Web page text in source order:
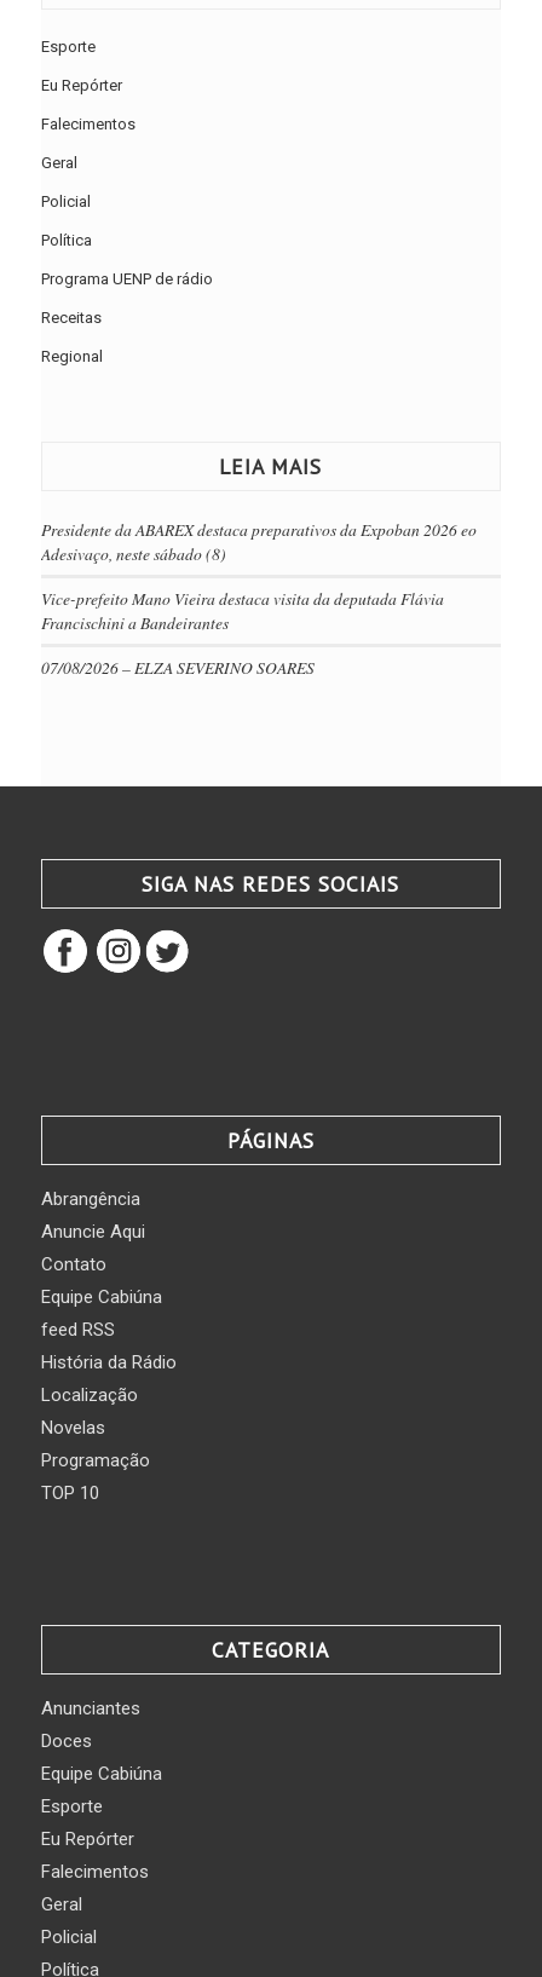
Esporte
Eu Repórter
Falecimentos
Geral
Policial
Política
Programa UENP de rádio
Receitas
Regional
LEIA MAIS
Presidente da ABAREX destaca preparativos da Expoban 2026 eo
Adesivaço, neste sábado (8)
Vice-prefeito Mano Vieira destaca visita da deputada Flávia
Francischini a Bandeirantes
07/08/2026 – ELZA SEVERINO SOARES
SIGA NAS REDES SOCIAIS
PÁGINAS
Abrangência
Anuncie Aqui
Contato
Equipe Cabiúna
feed RSS
História da Rádio
Localização
Novelas
Programação
TOP 10
CATEGORIA
Anunciantes
Doces
Equipe Cabiúna
Esporte
Eu Repórter
Falecimentos
Geral
Policial
Política